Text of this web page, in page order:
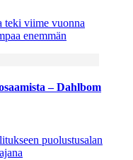
teki viime vuonna
enemmän
– Dahlbom
puolustusalan